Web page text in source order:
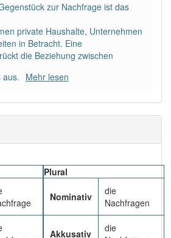
: 0
zur Nachfrage ist das
private Haushalte, Unternehmen
in Betracht. Eine
die Beziehung zwischen
aus. Mehr lesen
Plural
Nominativ
die
Nachfragen
Akkusativ
die